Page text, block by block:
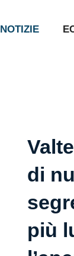
NOTIZIE
di
più